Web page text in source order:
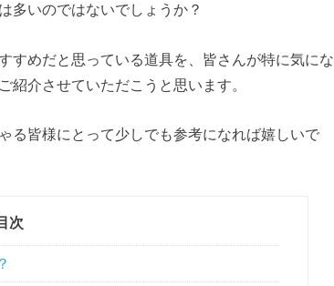
多いのではないでしょうか？
すめだと思っている道具を、皆さんが特に気にな
紹介させていただこうと思います。
る皆様にとって少しでも参考になれば嬉しいで
次